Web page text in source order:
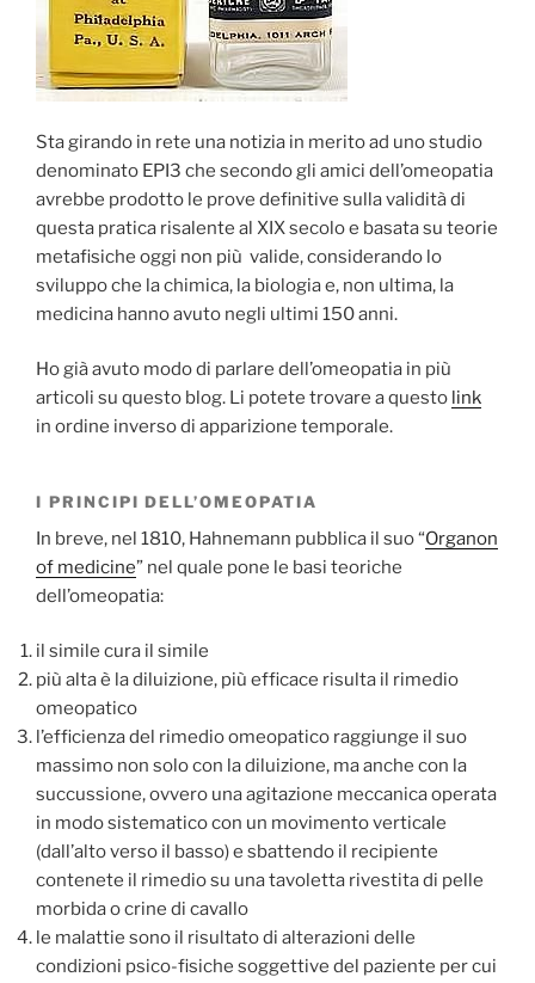
Sta girando in rete una notizia in merito ad uno studio
denominato EPI3 che secondo gli amici dell’omeopatia
avrebbe prodotto le prove definitive sulla validità di
questa pratica risalente al XIX secolo e basata su teorie
metafisiche oggi non più valide, considerando lo
sviluppo che la chimica, la biologia e, non ultima, la
medicina hanno avuto negli ultimi 150 anni.
Ho già avuto modo di parlare dell’omeopatia in più
articoli su questo blog. Li potete trovare a questo link
in ordine inverso di apparizione temporale.
I PRINCIPI DELL’OMEOPATIA
In breve, nel 1810, Hahnemann pubblica il suo “Organon
of medicine” nel quale pone le basi teoriche
dell’omeopatia:
il simile cura il simile
più alta è la diluizione, più efficace risulta il rimedio
omeopatico
l’efficienza del rimedio omeopatico raggiunge il suo
massimo non solo con la diluizione, ma anche con la
succussione, ovvero una agitazione meccanica operata
in modo sistematico con un movimento verticale
(dall’alto verso il basso) e sbattendo il recipiente
contenete il rimedio su una tavoletta rivestita di pelle
morbida o crine di cavallo
le malattie sono il risultato di alterazioni delle
condizioni psico-fisiche soggettive del paziente per cui